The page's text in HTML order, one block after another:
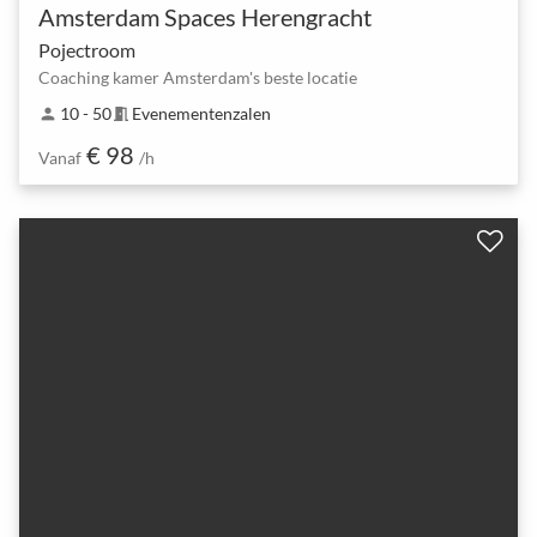
Amsterdam Spaces Herengracht
Pojectroom
Coaching kamer Amsterdam's beste locatie
person 10 - 50meeting_room Evenementenzalen
Vanaf € 98 /h